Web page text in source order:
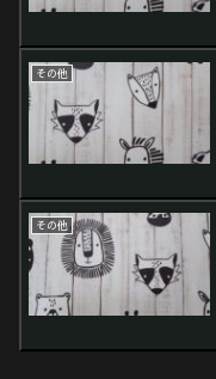
その他
その他